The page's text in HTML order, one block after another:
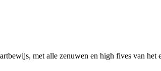
met alle zenuwen en high fives van het